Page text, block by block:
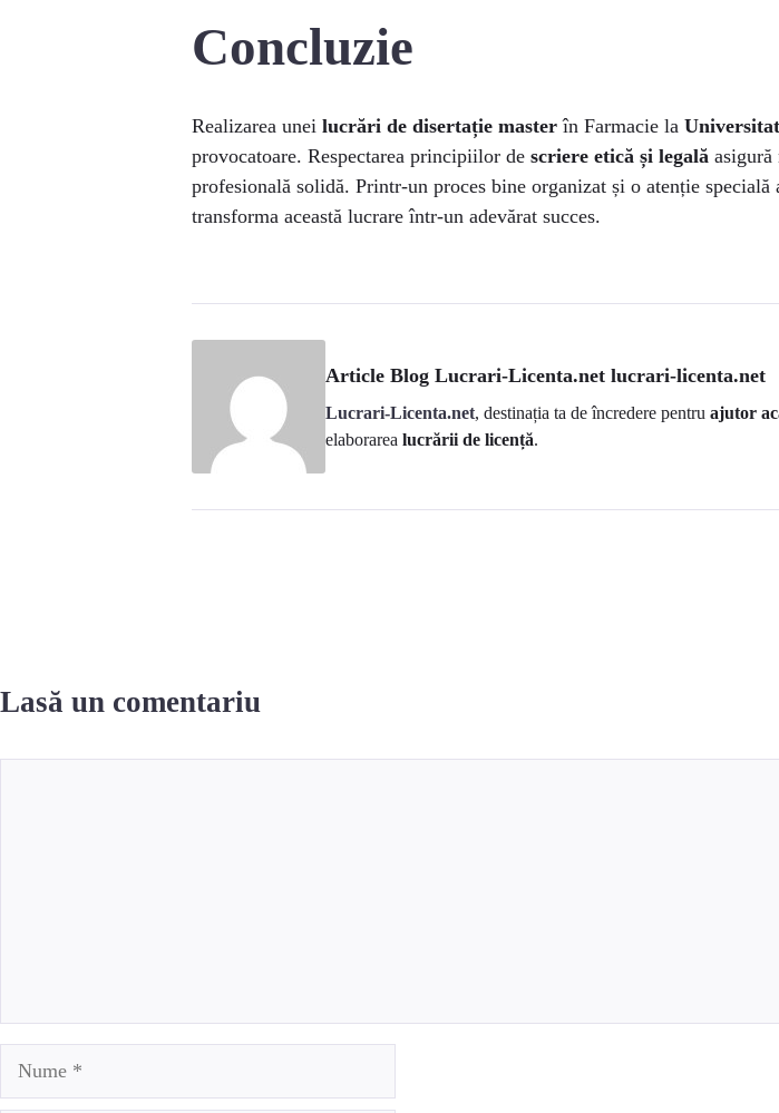
Concluzie
Realizarea unei lucrări de disertație master în Farmacie la
provocatoare. Respectarea principiilor de scriere etică și legală asigură
profesională solidă. Printr-un proces bine organizat și o atenție
transforma această lucrare într-un adevărat succes.
Article Blog Lucrari-Licenta.net lucrari-licenta.net
Lucrari-Licenta.net, destinația ta de încredere pentru ajutor
elaborarea lucrării de licență.
Lasă un comentariu